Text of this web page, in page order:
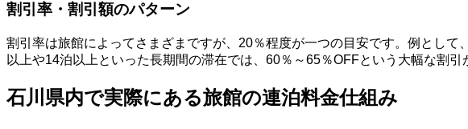
割引率・割引額のパターン
割引率は旅館によってさまざまですが、20％程度が一つの目安です。例とし
以上や14泊以上といった長期間の滞在では、60％～65％OFFという大幅な割
石川県内で実際にある旅館の連泊料金仕組み